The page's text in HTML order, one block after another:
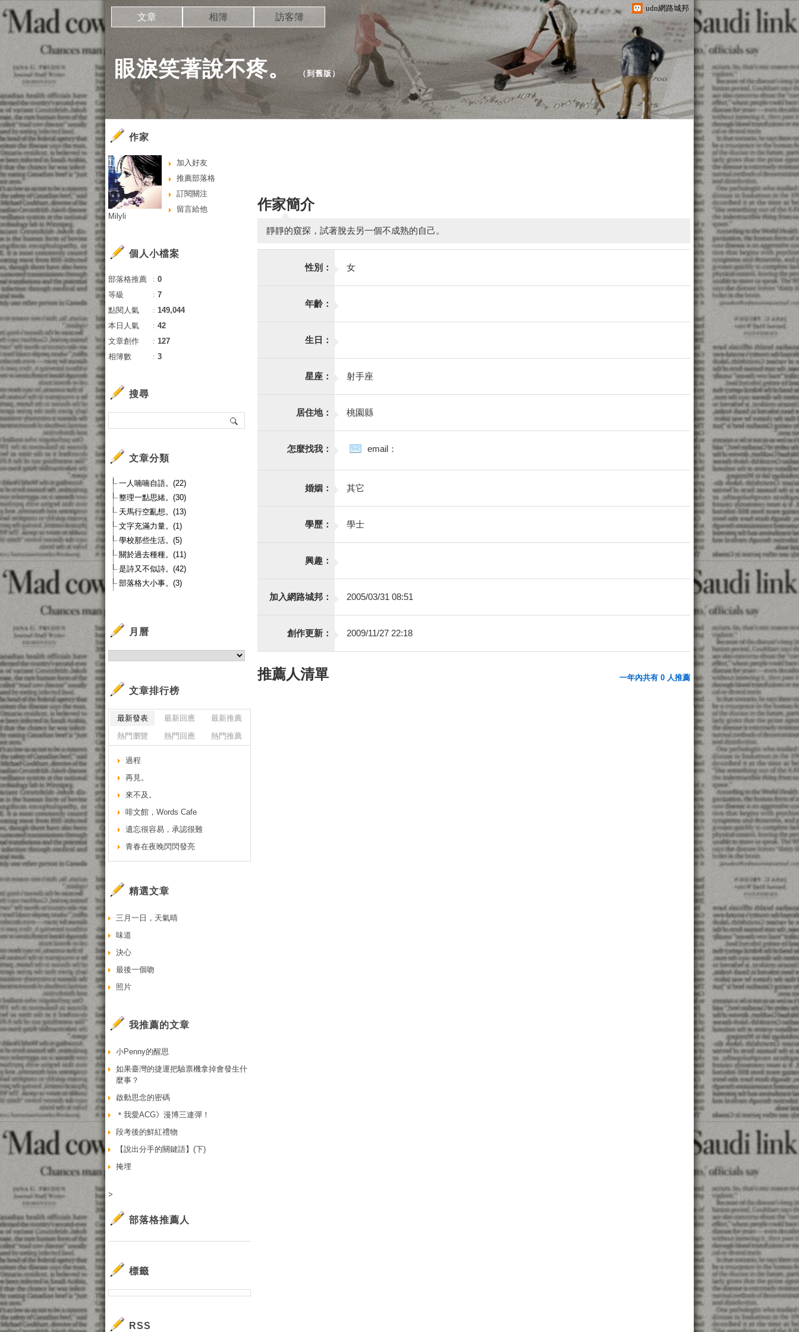
udn網路城邦
眼淚笑著說不疼。 （到舊版 ）
文章 相簿 訪客簿
作家簡介
靜靜的窺探，試著脫去另一個不成熟的自己。
性別： 女
年齡：
生日：
星座： 射手座
居住地： 桃園縣
怎麼找我： email：
婚姻： 其它
學歷： 學士
興趣：
加入網路城邦： 2005/03/31 08:51
創作更新： 2009/11/27 22:18
推薦人清單 一年內共有 0 人推薦
作家
加入好友
推薦部落格
訂閱關注
留言給他
Milyli
個人小檔案
部落格推薦 ： 0
等級
： 7
點閱人氣
： 149,044
本日人氣
： 42
文章創作
： 127
相簿數
： 3
搜尋
文章分類
一人喃喃自語。(22)
整理一點思緒。(30)
天馬行空亂想。(13)
文字充滿力量。(1)
學校那些生活。(5)
關於過去種種。(11)
是詩又不似詩。(42)
部落格大小事。(3)
月曆
文章排行榜
最新發表 最新回應
最新推薦
熱門瀏覽
熱門回應 熱門推薦
過程
再見。
來不及。
啡文館，Words Cafe
遺忘很容易，承認很難
青春在夜晚閃閃發亮
精選文章
三月一日，天氣晴
味道
決心
最後一個吻
照片
我推薦的文章
小Penny的醒思
如果臺灣的捷運把驗票機拿掉會發生什
麼事？
啟動思念的密碼
＊我愛ACG》漫博三連彈！
段考後的鮮紅禮物
【說出分手的關鍵語】(下)
掩埋
>
部落格推薦人
標籤
RSS